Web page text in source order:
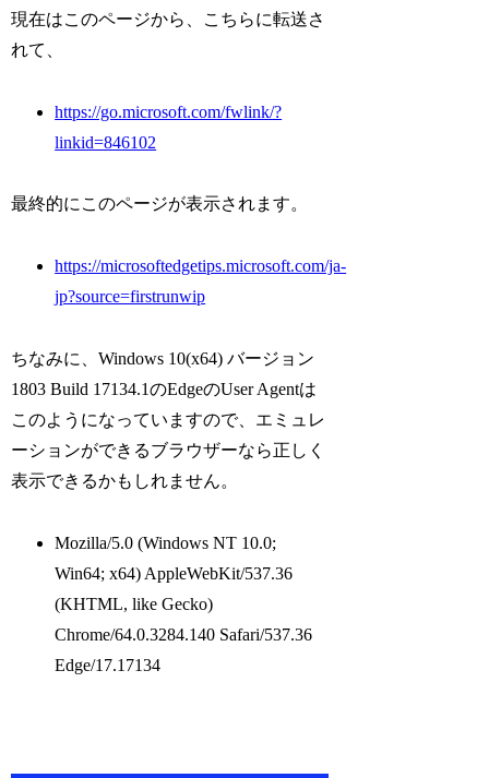
現在はこのページから、こちらに転送さ
れて、
https://go.microsoft.com/fwlink/?
linkid=846102
最終的にこのページが表示されます。
https://microsoftedgetips.microsoft.com/ja-
jp?source=firstrunwip
ちなみに、Windows 10(x64) バージョン
1803 Build 17134.1のEdgeのUser Agentは
このようになっていますので、エミュレ
ーションができるブラウザーなら正しく
表示できるかもしれません。
Mozilla/5.0 (Windows NT 10.0;
Win64; x64) AppleWebKit/537.36
(KHTML, like Gecko)
Chrome/64.0.3284.140 Safari/537.36
Edge/17.17134